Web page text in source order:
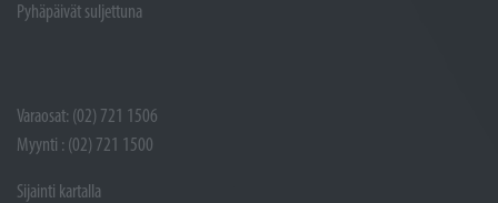
Pyhäpäivät suljettuna
Varaosat: (02) 721 1506
Myynti : (02) 721 1500
Sijainti kartalla